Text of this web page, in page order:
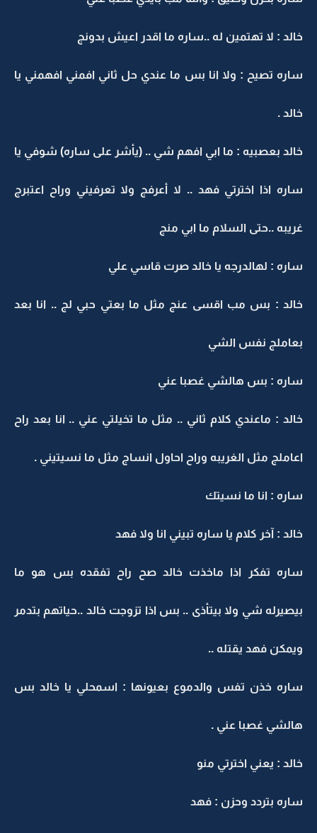
خالد : لا تهتمين له ..ساره ما اقدر اعيش بدونج
ساره تصيح : ولا انا بس ما عندي حل ثاني افمني افهمني يا
خالد .
خالد بعصبيه : ما ابي افهم شي .. (يأشر على ساره) شوفي يا
ساره اذا اخترتي فهد .. لا أعرفج ولا تعرفيني وراح اعتبرج
غريبه ..حتى السلام ما ابي منج
ساره : لهالدرجه يا خالد صرت قاسي علي
خالد : بس مب اقسى عنج مثل ما بعتي حبي لج .. انا بعد
بعاملج نفس الشي
ساره : بس هالشي غصبا عني
خالد : ماعندي كلام ثاني .. مثل ما تخيلتي عني .. انا بعد راح
اعاملج مثل الغريبه وراح احاول انساج مثل ما نسيتيني .
ساره : انا ما نسيتك
خالد : آخر كلام يا ساره تبيني انا ولا فهد
ساره تفكر اذا ماخذت خالد صح راح تفقده بس هو ما
بيصيرله شي ولا بيتأذى .. بس اذا تزوجت خالد ..حياتهم بتدمر
ويمكن فهد يقتله ..
ساره خذن تفس والدموع بعيونها : اسمحلي يا خالد بس
هالشي غصبا عني .
خالد : يعني اخترتي منو
ساره بتردد وحزن : فهد